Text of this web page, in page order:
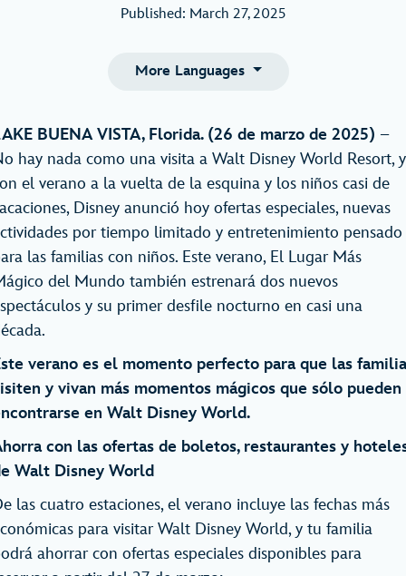
Published: March 27, 2025
More Languages
BUENA VISTA, Florida. (26 de marzo de 2025) –
hay nada como una visita a Walt Disney World Resort, y
el verano a la vuelta de la esquina y los niños casi de
Disney anunció hoy ofertas especiales, nuevas
por tiempo limitado y entretenimiento pensado
las familias con niños. Este verano, El Lugar Más
del Mundo también estrenará dos nuevos
y su primer desfile nocturno en casi una
verano es el momento perfecto para que las
y vivan más momentos mágicos que sólo pueden
en Walt Disney World.
con las ofertas de boletos, restaurantes y
Walt Disney World
las cuatro estaciones, el verano incluye las fechas más
para visitar Walt Disney World, y tu familia
ahorrar con ofertas especiales disponibles para